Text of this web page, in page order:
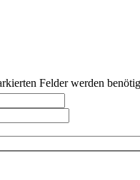
Felder werden